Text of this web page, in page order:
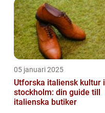
05 januari 2025
Utforska italiensk kultur i
stockholm: din guide till
italienska butiker